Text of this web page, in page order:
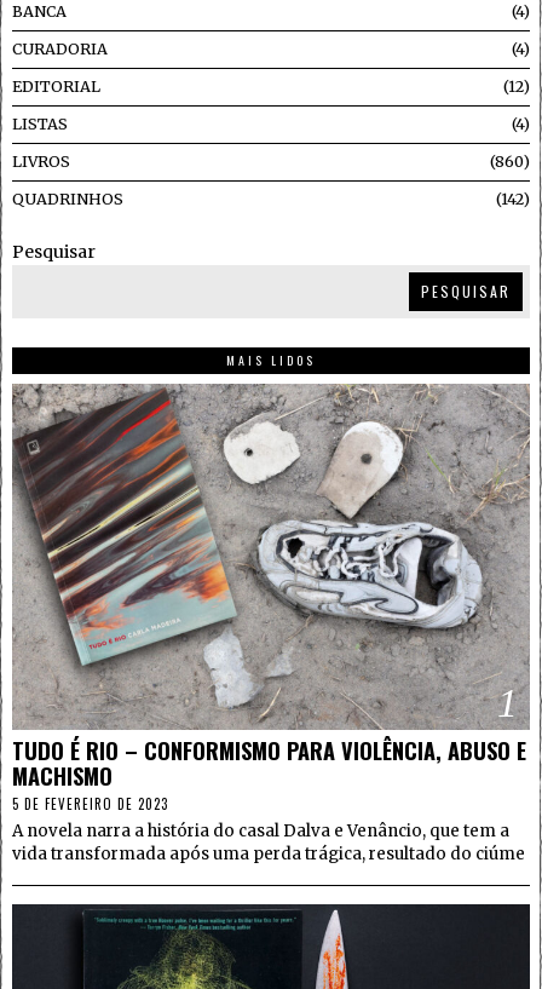
BANCA
4
CURADORIA 4
EDITORIAL 12
LISTAS 4
LIVROS 860
QUADRINHOS 142
Pesquisar
PESQUISAR
MAIS LIDOS
1
TUDO É RIO – CONFORMISMO PARA VIOLÊNCIA, ABUSO E
MACHISMO
5 DE FEVEREIRO DE 2023
A novela narra a história do casal Dalva e Venâncio, que tem a
vida transformada após uma perda trágica, resultado do ciúme